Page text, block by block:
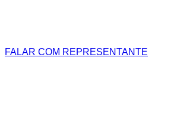
FALAR COM REPRESENTANTE